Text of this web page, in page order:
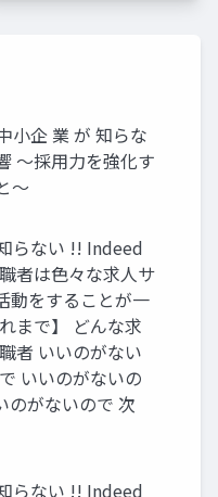
小企 業 が 知らな
〜採用力を強化す
〜
らない !! Indeed
者は色々な求人サ
動をすることが一
まで】 どんな求
者 いいのがない
いいのがないの
のがないので 次
らない !! Indeed